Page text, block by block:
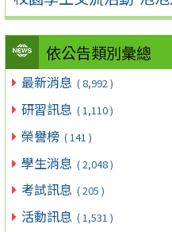
依公告類別彙總
最新消息 ( 8,992 )
研習訊息 ( 1,110 )
榮譽榜 ( 141 )
學生消息 ( 2,048 )
考試訊息 ( 205 )
活動訊息 ( 1,531 )